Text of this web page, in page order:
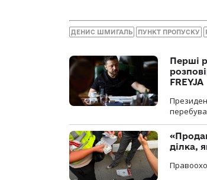
ДЕНИС ШМИГАЛЬ ПУНКТ ПРОПУСКУ
Перші
FREYJA
ділка,